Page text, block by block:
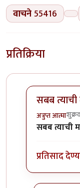
वाचने55416
प्रतिक्रिया
सबब त्याची
अत्रुप्त आत्मा
In reply to
सबब त्याची
प्रतिसाद